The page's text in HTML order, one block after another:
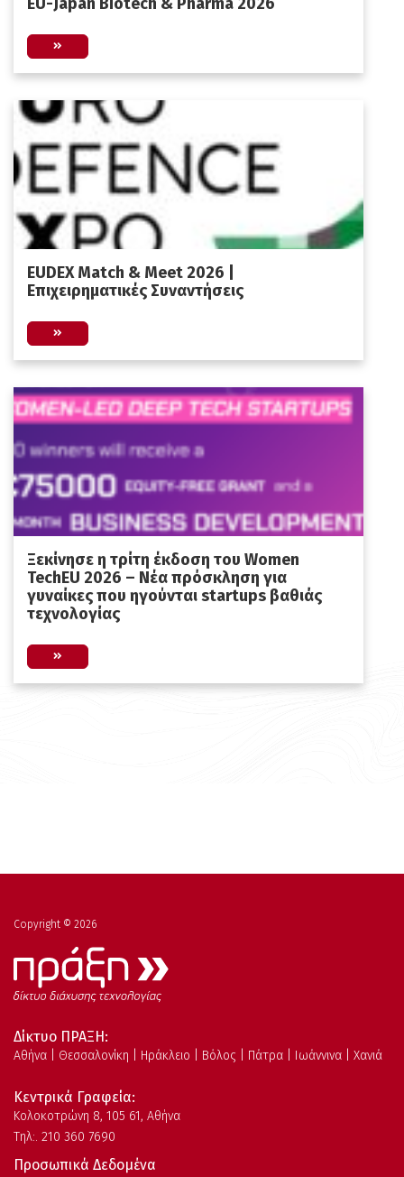
EUDEX Match & Meet 2026 |
Επιχειρηματικές Συναντήσεις
Ξεκίνησε η τρίτη έκδοση του Women
TechEU 2026 – Νέα πρόσκληση για
γυναίκες που ηγούνται startups βαθιάς
τεχνολογίας
Copyright © 2026
Δίκτυο ΠΡΑΞΗ:
Αθήνα | Θεσσαλονίκη | Ηράκλειο | Βόλος | Πάτρα | Ιωάννινα | Χανιά
Κεντρικά Γραφεία:
Kολοκοτρώνη 8, 105 61, Αθήνα
Τηλ:. 210 360 7690
Προσωπικά Δεδομένα